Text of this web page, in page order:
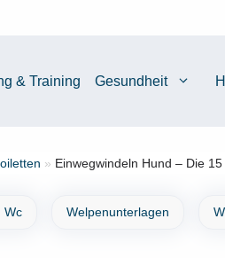
& Training Gesundheit
» Einwegwindeln Hund – Die
Wc Welpenunterlagen